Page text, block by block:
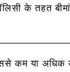
के तहत
कम या अधिक